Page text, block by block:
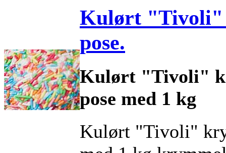
Kulørt "Tivoli"
pose.
Kulørt "Tivoli"
pose med 1 kg
Kulørt "Tivoli"